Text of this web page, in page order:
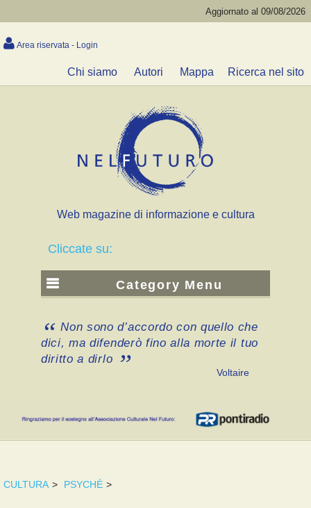
Aggiornato al 09/08/2026
Area riservata - Login
Chi siamo Autori Mappa Ricerca nel sito
Web magazine di informazione e cultura
Cliccate su:
Category Menu
Non sono d’accordo con quello che
dici, ma difenderò fino alla morte il tuo
diritto a dirlo
Voltaire
CULTURA > PSYCHÉ >